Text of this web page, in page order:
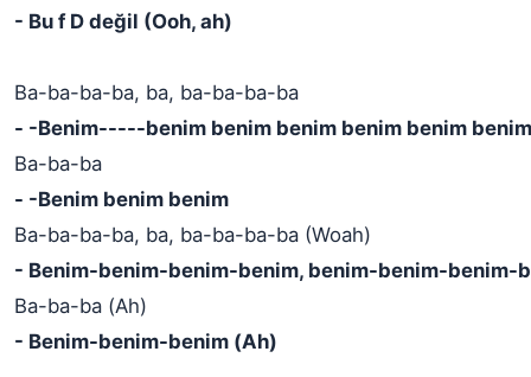
- Bu f D değil (Ooh, ah)
Ba-ba-ba-ba, ba, ba-ba-ba-ba
- -Benim-----benim benim benim benim benim
Ba-ba-ba
- -Benim benim benim
Ba-ba-ba-ba, ba, ba-ba-ba-ba (Woah)
- Benim-benim-benim-benim, benim-benim-benim-
Ba-ba-ba (Ah)
- Benim-benim-benim (Ah)